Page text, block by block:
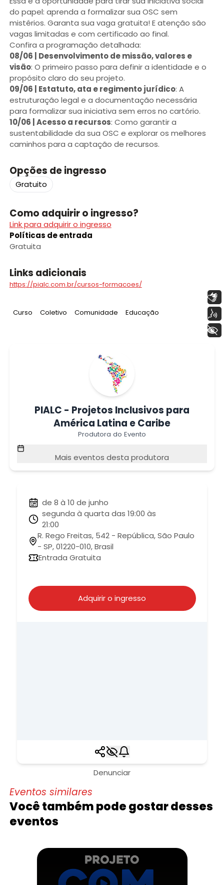
do papel: aprenda a formalizar sua OSC sem
mistérios. Garanta sua vaga gratuita! E atenção são
vagas limitadas e com certificado ao final.
Confira a programação detalhada:
08/06 | Desenvolvimento de missão, valores e
visão: O primeiro passo para definir a identidade e o
propósito claro do seu projeto.
09/06 | Estatuto, ata e regimento jurídico: A
estruturação legal e a documentação necessária
para formalizar sua iniciativa sem erros no cartório.
10/06 | Acesso a recursos: Como garantir a
sustentabilidade da sua OSC e explorar os melhores
caminhos para a captação de recursos.
Opções de ingresso
Gratuito
Como adquirir o ingresso?
Link para adquirir o ingresso
Políticas de entrada
Gratuita
Links adicionais
https://pialc.com.br/cursos-formacoes/
Tag:
Curso Tag:
Coletivo Tag:
Comunidade Tag:
Educação
PIALC - Projetos Inclusivos para
América Latina e Caribe
Produtora do Evento
Mais eventos desta produtora
de 8 à 10 de junho
segunda à quarta das 19:00 às
21:00
R. Rego Freitas, 542 - República, São Paulo
- SP, 01220-010, Brasil
Entrada Gratuita
Adquirir o ingresso
Denunciar
Eventos similares
Você também pode gostar desses
eventos